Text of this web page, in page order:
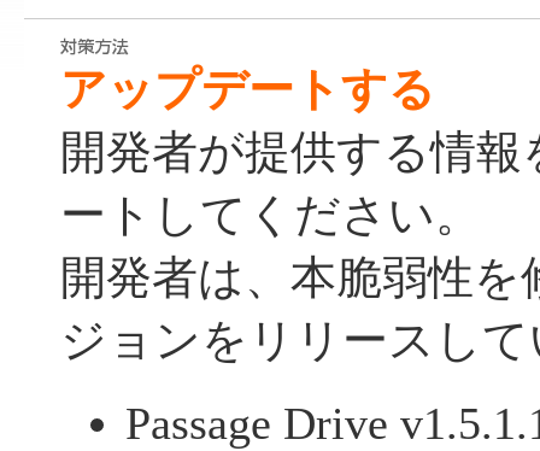
アップデートする
開発者が提供する情
ートしてください。
開発者は、本脆弱性
ジョンをリリースし
Passage Drive